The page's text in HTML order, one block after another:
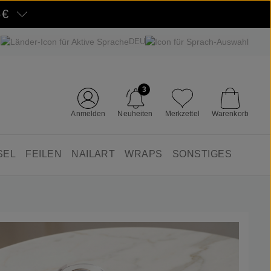
DEU
Anmelden Neuheiten
3
Merkzettel Warenkorb
FEILEN NAILART WRAPS SONSTIGES